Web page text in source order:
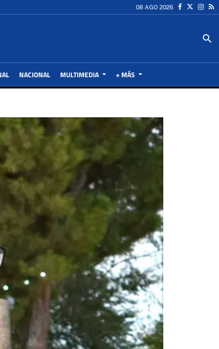
08 AGO 2026
search
NACIONAL MULTIMEDIA + MÁS